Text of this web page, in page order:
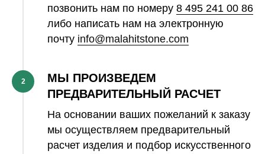
позвонить нам по номеру 8 495 241 00 86
либо написать нам на электронную
почту info@malahitstone.com
2
МЫ ПРОИЗВЕДЕМ
ПРЕДВАРИТЕЛЬНЫЙ РАСЧЕТ
На основании ваших пожеланий к заказу
мы осуществляем предварительный
расчет изделия и подбор искусственного